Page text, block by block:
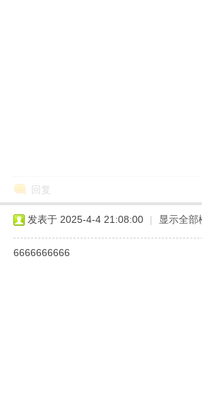
回复
发表于 2025-4-4 21:08:00 | 显示全部
6666666666